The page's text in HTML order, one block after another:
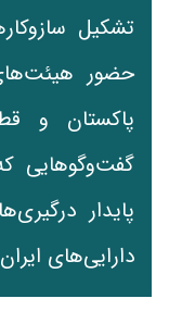
تشکیل
حضور
پاکستان و
گفت‌وگوهایی
پایدار
دارایی‌های